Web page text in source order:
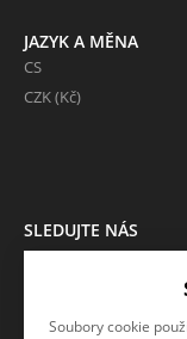
JAZYK A MĚNA
CS
CZK (Kč)
SLEDUJTE NÁS
Soubory cookie